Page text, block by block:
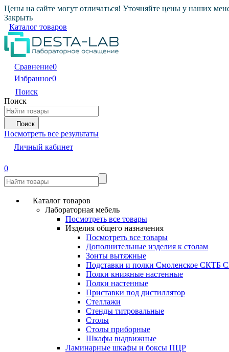
Цены на сайте могут отличаться! Уточняйте цены у наших
Закрыть
Каталог товаров
Сравнение0
Избранное0
Поиск
Поиск
Поиск
Посмотреть все результаты
Личный кабинет
0
Каталог товаров
Лабораторная мебель
Посмотреть все товары
Изделия общего назначения
Посмотреть все товары
Дополнительные изделия к столам
Зонты вытяжные
Подставки и полки Смоленское СКТБ
Полки книжные настенные
Полки настенные
Приставки под дистиллятор
Стеллажи
Стенды титровальные
Столы
Столы приборные
Шкафы выдвижные
Ламинарные шкафы и боксы ПЦР